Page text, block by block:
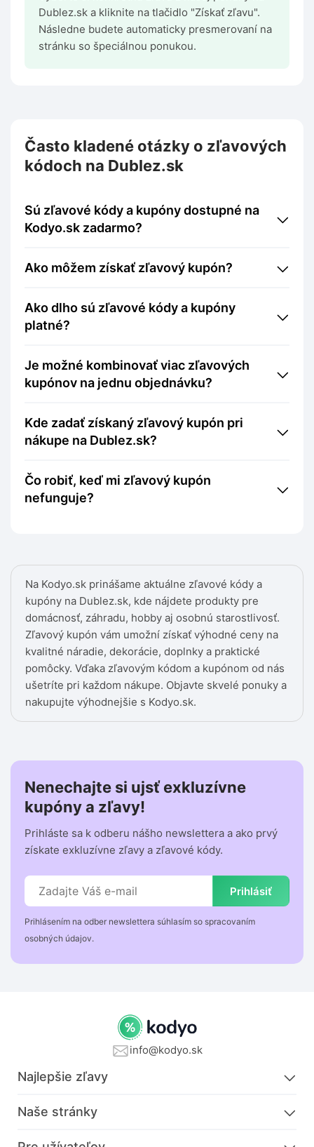
Na Kodyo.sk prinášame aktuálne zľavové kódy a
kupóny na Dublez.sk, kde nájdete produkty pre
domácnosť, záhradu, hobby aj osobnú starostlivosť.
Zľavový kupón vám umožní získať výhodné ceny na
kvalitné náradie, dekorácie, doplnky a praktické
pomôcky. Vďaka zľavovým kódom a kupónom od nás
ušetríte pri každom nákupe. Objavte skvelé ponuky a
nakupujte výhodnejšie s Kodyo.sk.
Dublez.sk a kliknite na tlačidlo "Získať zľavu".
Následne budete automaticky presmerovaní na
stránku so špeciálnou ponukou.
Často kladené otázky o zľavových
kódoch na Dublez.sk
Sú zľavové kódy a kupóny dostupné na
Kodyo.sk zadarmo?
Ako môžem získať zľavový kupón?
Ako dlho sú zľavové kódy a kupóny
platné?
Je možné kombinovať viac zľavových
kupónov na jednu objednávku?
Kde zadať získaný zľavový kupón pri
nákupe na Dublez.sk?
Čo robiť, keď mi zľavový kupón
nefunguje?
Nenechajte si ujsť exkluzívne
kupóny a zľavy!
Prihláste sa k odberu nášho newslettera a ako prvý
získate exkluzívne zľavy a zľavové kódy.
Prihlásiť
Prihlásením na odber newslettera súhlasím so spracovaním
osobných údajov.
info@kodyo.sk
Najlepšie zľavy
Naše stránky